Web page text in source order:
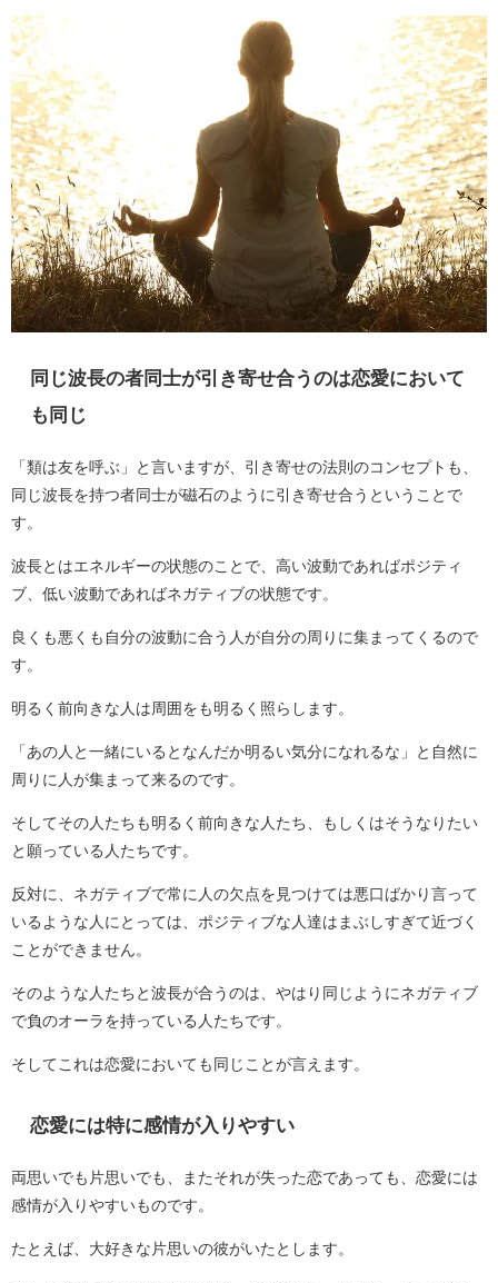
同じ波長の者同士が引き寄せ合うのは恋愛において
も同じ
「類は友を呼ぶ」と言いますが、引き寄せの法則のコンセプトも、
同じ波長を持つ者同士が磁石のように引き寄せ合うということで
す。
波長とはエネルギーの状態のことで、高い波動であればポジティ
ブ、低い波動であればネガティブの状態です。
良くも悪くも自分の波動に合う人が自分の周りに集まってくるので
す。
明るく前向きな人は周囲をも明るく照らします。
「あの人と一緒にいるとなんだか明るい気分になれるな」と自然に
周りに人が集まって来るのです。
そしてその人たちも明るく前向きな人たち、もしくはそうなりたい
と願っている人たちです。
反対に、ネガティブで常に人の欠点を見つけては悪口ばかり言って
いるような人にとっては、ポジティブな人達はまぶしすぎて近づく
ことができません。
そのような人たちと波長が合うのは、やはり同じようにネガティブ
で負のオーラを持っている人たちです。
そしてこれは恋愛においても同じことが言えます。
恋愛には特に感情が入りやすい
両思いでも片思いでも、またそれが失った恋であっても、恋愛には
感情が入りやすいものです。
たとえば、大好きな片思いの彼がいたとします。